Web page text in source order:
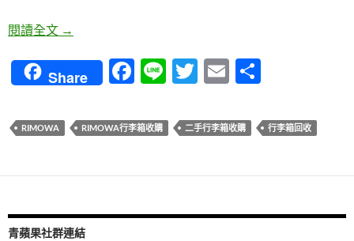
閱讀全文 rimowa行李箱收購專家，高價收購各式各樣的
→
Share
F
e
o
k
Li
e
T
itt
E
ail
RIMOWA RIMOWA行李箱收購 二手行李箱收購 行李箱回收
青蘋果社群連結